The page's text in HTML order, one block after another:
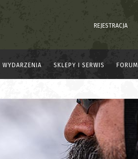
REJESTRACJA
WYDARZENIA SKLEPY I SERWIS FORUM